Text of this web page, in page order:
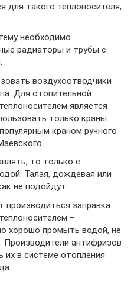
для такого теплоносителя,
необходимо
радиаторы и трубы с
воздухоотводчики
Для отопительной
является
только краны
краном ручного
то только с
Талая, дождевая или
не подойдут.
производиться заправка
–
хорошо промыть водой, не
Производители антифризов
в системе отопления